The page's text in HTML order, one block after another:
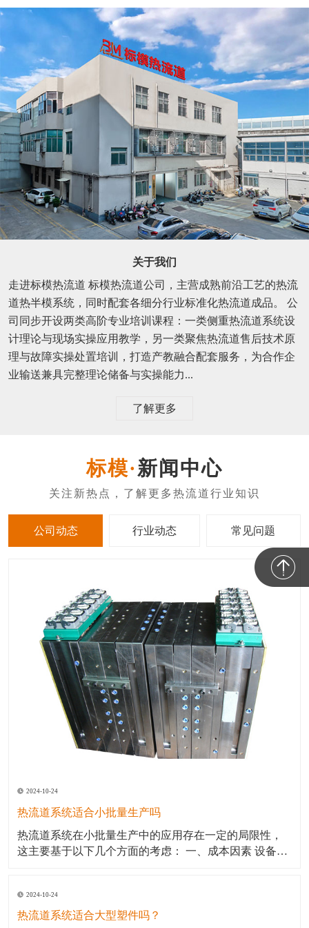
关于我们
走进标模热流道 标模热流道公司，主营成熟前沿工艺的热流
道热半模系统，同时配套各细分行业标准化热流道成品。 公
司同步开设两类高阶专业培训课程：一类侧重热流道系统设
计理论与现场实操应用教学，另一类聚焦热流道售后技术原
理与故障实操处置培训，打造产教融合配套服务，为合作企
业输送兼具完整理论储备与实操能力...
了解更多
新闻中心
公司动态 行业动态 常见问题
2024-10-24
热流道系统适合小批量生产吗
热流道系统在小批量生产中的应用存在一定的局限性，
这主要基于以下几个方面的考虑： 一、成本因素 设备投
说，这种高额的设备投资可能不太划算。 维护成本：热
流道系统的维护和操作也需要更多的技能和经验，这可
2024-10-24
热流道系统适合大型塑件吗？